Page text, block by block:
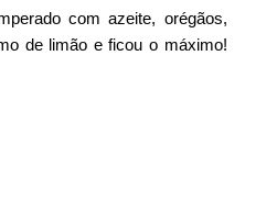
com azeite, orégãos,
de limão e ficou o máximo!